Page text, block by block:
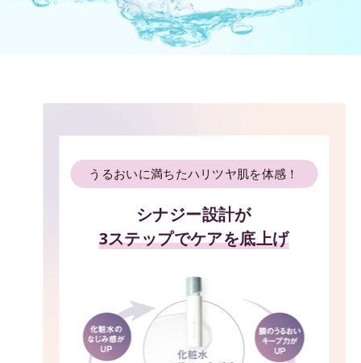
うるおいに満ちたハリツヤ肌を体感！
シナジー設計が
3ステップでケアを底上げ